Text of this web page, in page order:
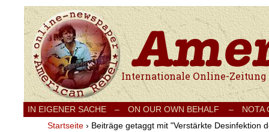
Internationale Onlinezeitung für Frieden,
IN EIGENER SACHE – ON OUR OWN BEHALF –
NOTA
Startseite › Beiträge getaggt mit "Verstärkte Desinfektion